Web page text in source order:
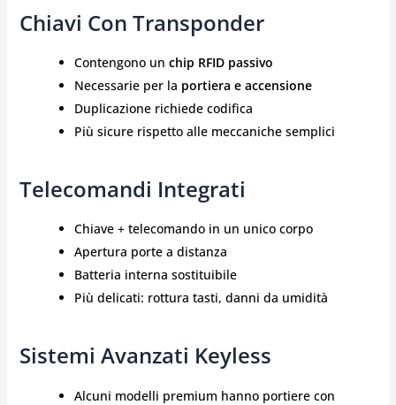
Chiavi Con Transponder
Contengono un chip RFID passivo
Necessarie per la portiera e accensione
Duplicazione richiede codifica
Più sicure rispetto alle meccaniche semplici
Telecomandi Integrati
Chiave + telecomando in un unico corpo
Apertura porte a distanza
Batteria interna sostituibile
Più delicati: rottura tasti, danni da umidità
Sistemi Avanzati Keyless
Alcuni modelli premium hanno portiere con